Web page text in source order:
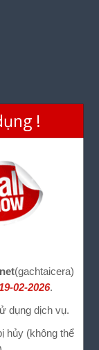
!
(gachtaicera)
02-2026.
dụng dịch vụ.
hủy (không thể